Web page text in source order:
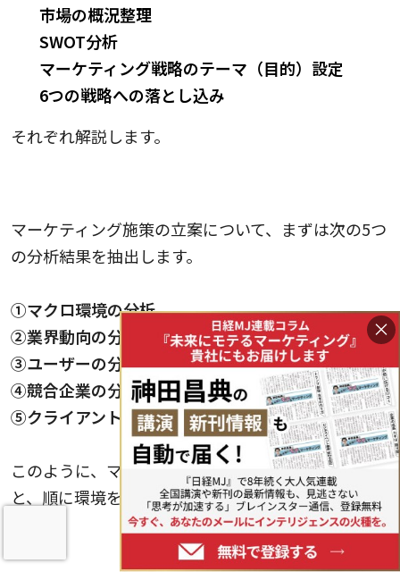
市場の概況整理
SWOT分析
マーケティング戦略のテーマ（目的）設定
6つの戦略への落とし込み
それぞれ解説します。
マーケティング施策の立案について、まずは次の5つ
の分析結果を抽出します。
①マクロ環境の分析
②業界動向の分析
③ユーザーの分析
④競合企業の分析
⑤クライアント企業の内部分析
このように、マクロからクライアントの内部分析へ
と、順に環境を狭めつつ環境動向の分析を実施しま
×